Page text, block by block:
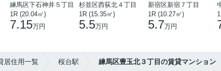
練馬区下石神井５丁目
1R (20.04㎡)
7.15万円
杉並区西荻北４丁目
1R (15.35㎡)
5.5万円
新宿区新宿７丁目
1R (10.27㎡)
5.7万円
居住用一覧 桜台駅 練馬区豊玉北３丁目の賃貸マンション